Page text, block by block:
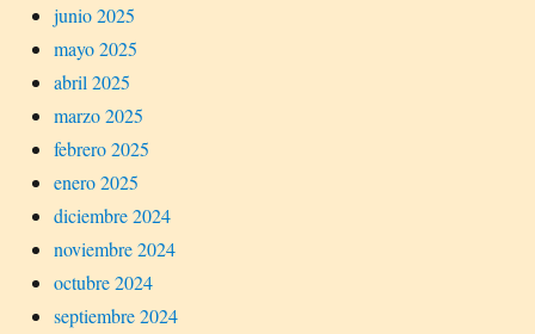
junio 2025
mayo 2025
abril 2025
marzo 2025
febrero 2025
enero 2025
diciembre 2024
noviembre 2024
octubre 2024
septiembre 2024